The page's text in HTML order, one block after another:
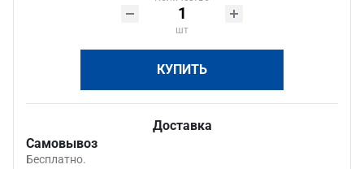
шт
КУПИТЬ
Доставка
Самовывоз
Бесплатно.